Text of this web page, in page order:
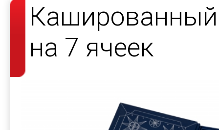
Кашированный
на 7 ячеек